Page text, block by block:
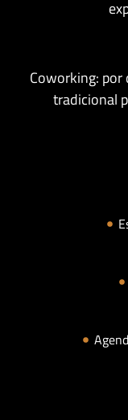
Coworking: por
tradicional